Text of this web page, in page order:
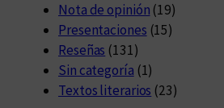
Nota de opinión (19)
Presentaciones (15)
Reseñas (131)
Sin categoría (1)
Textos literarios (23)